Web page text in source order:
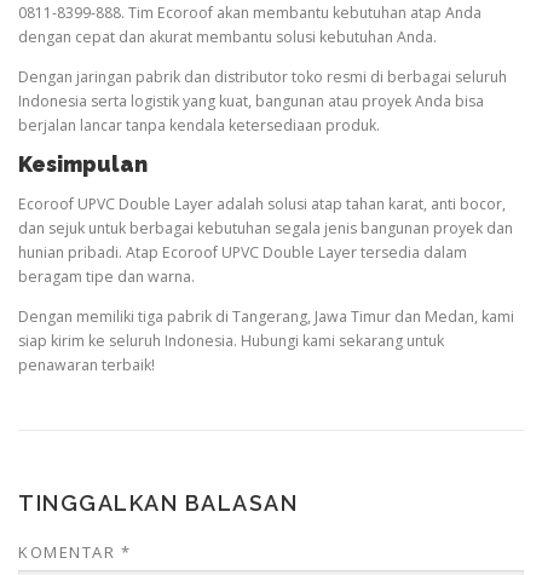
0811-8399-888. Tim Ecoroof akan membantu kebutuhan atap Anda
dengan cepat dan akurat membantu solusi kebutuhan Anda.
Dengan jaringan pabrik dan distributor toko resmi di berbagai seluruh
Indonesia serta logistik yang kuat, bangunan atau proyek Anda bisa
berjalan lancar tanpa kendala ketersediaan produk.
Kesimpulan
Ecoroof UPVC Double Layer adalah solusi atap tahan karat, anti bocor,
dan sejuk untuk berbagai kebutuhan segala jenis bangunan proyek dan
hunian pribadi. Atap Ecoroof UPVC Double Layer tersedia dalam
beragam tipe dan warna.
Dengan memiliki tiga pabrik di Tangerang, Jawa Timur dan Medan, kami
siap kirim ke seluruh Indonesia. Hubungi kami sekarang untuk
penawaran terbaik!
TINGGALKAN BALASAN
KOMENTAR *